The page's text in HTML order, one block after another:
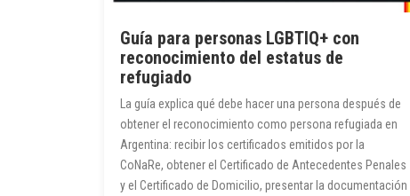
Guía para personas LGBTIQ+ con
reconocimiento del estatus de
refugiado
La guía explica qué debe hacer una persona después de
obtener el reconocimiento como persona refugiada en
Argentina: recibir los certificados emitidos por la
CoNaRe, obtener el Certificado de Antecedentes Penales
y el Certificado de Domicilio, presentar la documentación